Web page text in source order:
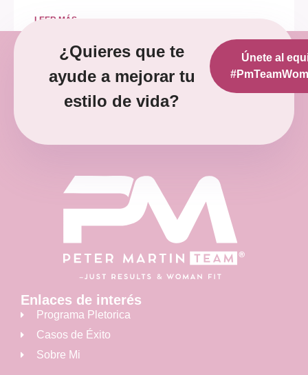
LEER MÁS »
diciembre 12, 2022 No hay comentarios
¿Quieres que te
ayude a mejorar tu
estilo de vida?
Únete al
Enlaces de interés
Programa Pletorica
Casos de Éxito
Sobre Mi